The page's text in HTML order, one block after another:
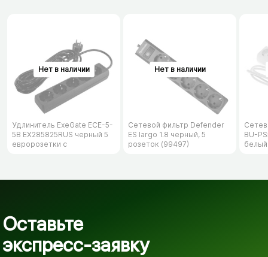
Удлинитель ExeGate ECE-5-
5B EX285825RUS черный 5
евророзетки с
Сетевой фильтр Defender
ES largo 1.8 черный, 5
розеток (99497)
BU-
белый
Оставьте
экспресс-заявку